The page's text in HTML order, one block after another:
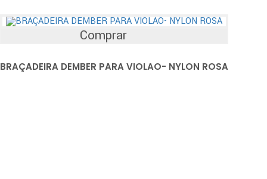
Comprar
BRAÇADEIRA DEMBER PARA VIOLAO- NYLON ROSA